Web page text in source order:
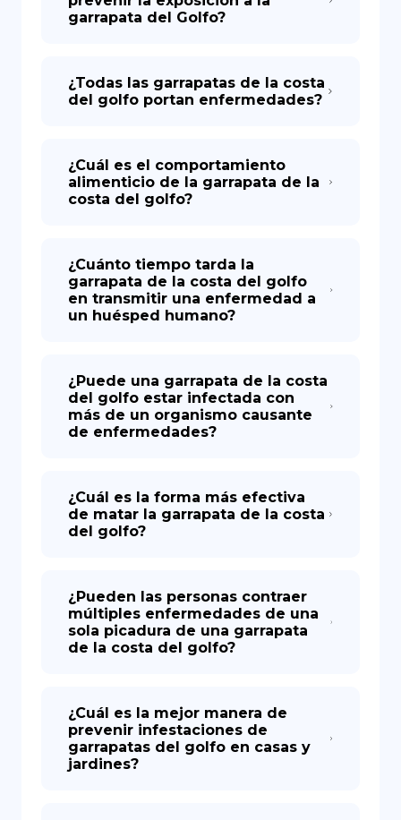
garrapata del Golfo?
¿Todas las garrapatas de la costa
del golfo portan enfermedades?
¿Cuál es el comportamiento
alimenticio de la garrapata de la
costa del golfo?
¿Cuánto tiempo tarda la
garrapata de la costa del golfo
en transmitir una enfermedad a
un huésped humano?
¿Puede una garrapata de la costa
del golfo estar infectada con
más de un organismo causante
de enfermedades?
¿Cuál es la forma más efectiva
de matar la garrapata de la costa
del golfo?
¿Pueden las personas contraer
múltiples enfermedades de una
sola picadura de una garrapata
de la costa del golfo?
¿Cuál es la mejor manera de
prevenir infestaciones de
garrapatas del golfo en casas y
jardines?